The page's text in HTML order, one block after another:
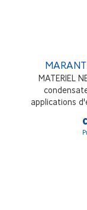
MATERIEL
applications
réponse en
convertisseur